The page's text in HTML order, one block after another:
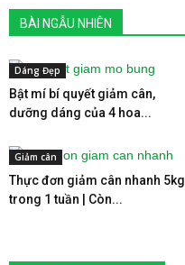
BÀI NGẪU NHIÊN
Dáng Đẹp
Bật mí bí quyết giảm cân,
dưỡng dáng của 4 hoa...
Giảm cân
Thực đơn giảm cân nhanh 5kg
trong 1 tuần | Còn...